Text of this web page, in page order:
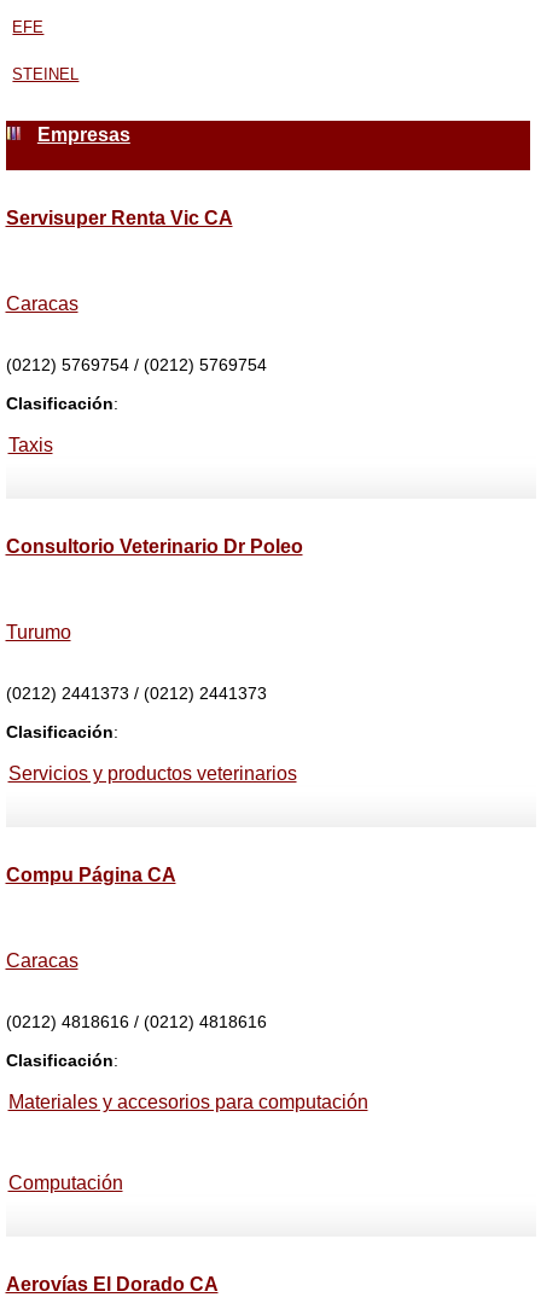
EFE
STEINEL
Empresas
Servisuper Renta Vic CA
Caracas
(0212) 5769754 / (0212) 5769754
Clasificación:
Taxis
Consultorio Veterinario Dr Poleo
Turumo
(0212) 2441373 / (0212) 2441373
Clasificación:
Servicios y productos veterinarios
Compu Página CA
Caracas
(0212) 4818616 / (0212) 4818616
Clasificación:
Materiales y accesorios para computación
Computación
Aerovías El Dorado CA